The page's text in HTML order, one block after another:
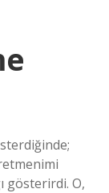
gösterirdi. O,